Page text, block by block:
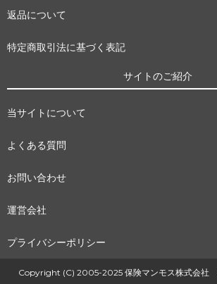
返品について
特定商取引法に基づく表記
サイトのご紹介
当サイトについて
よくある質問
お問い合わせ
運営会社
プライバシーポリシー
Copyright (C) 2005-2025 保険マンモス株式会社